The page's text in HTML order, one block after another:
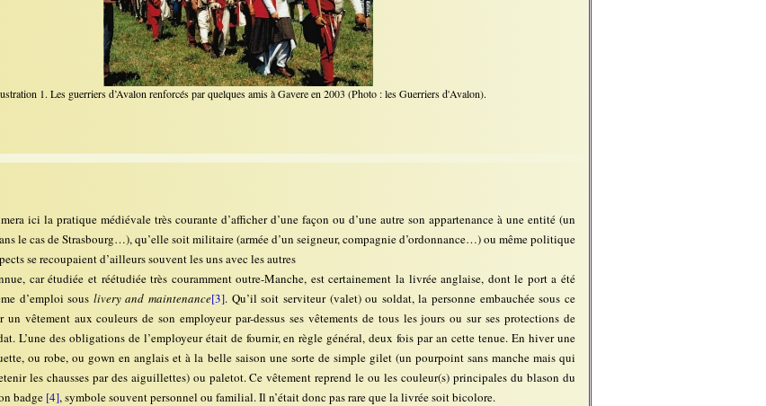
1. Les guerriers d’Avalon renforcés par quelques amis à Gavere en 2003 (Photo : les Guerriers d'Avalon).
ici la pratique médiévale très courante d’afficher d’une façon ou d’une autre son appartenance à une entité (un
le cas de Strasbourg…), qu’elle soit militaire (armée d’un seigneur, compagnie d’ordonnance…) ou même politique
se recoupaient d’ailleurs souvent les uns avec les autres
car étudiée et réétudiée très couramment outre-Manche, est certainement la livrée anglaise, dont le port a été
d’emploi sous livery and maintenance[3]. Qu’il soit serviteur (valet) ou soldat, la personne embauchée sous ce
vêtement aux couleurs de son employeur par-dessus ses vêtements de tous les jours ou sur ses protections de
L’une des obligations de l’employeur était de fournir, en règle général, deux fois par an cette tenue. En hiver une
ou robe, ou gown en anglais et à la belle saison une sorte de simple gilet (un pourpoint sans manche mais qui
les chausses par des aiguillettes) ou paletot. Ce vêtement reprend le ou les couleur(s) principales du blason du
badge [4], symbole souvent personnel ou familial. Il n’était donc pas rare que la livrée soit bicolore.